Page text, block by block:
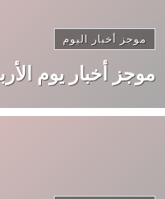
موجز أخبار اليوم
موجز أخبار يوم